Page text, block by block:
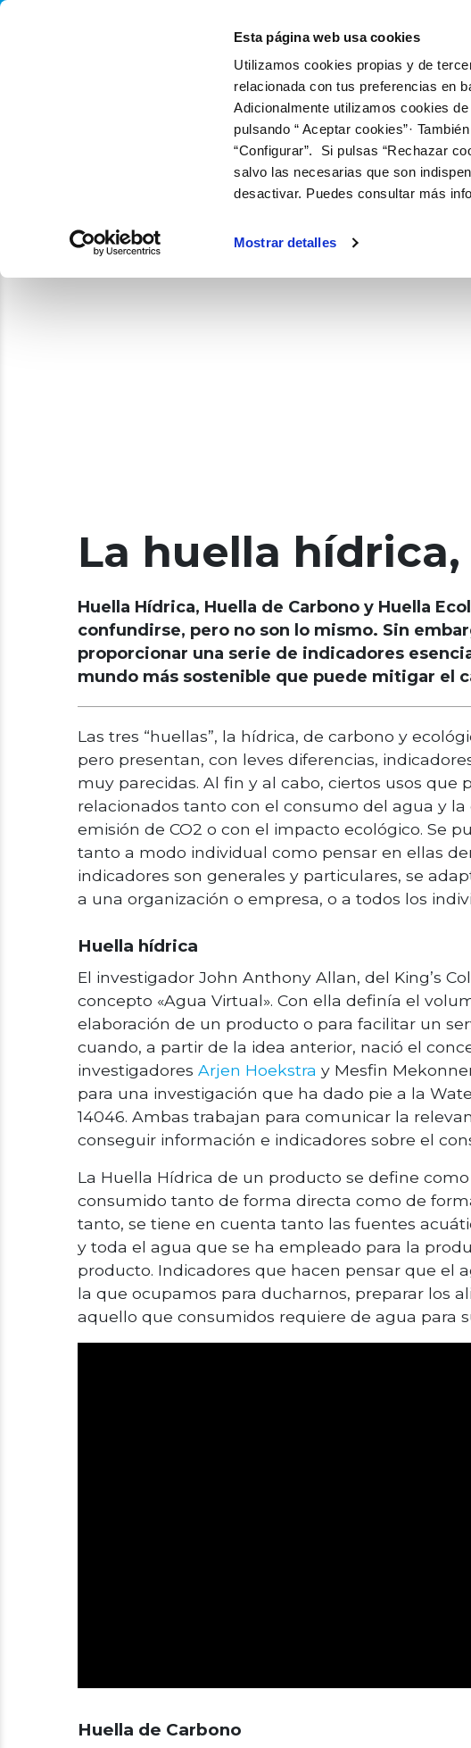
Esta página web usa cookies
Utilizamos cookies propias y de
relacionada con tus preferencias en
Adicionalmente utilizamos cookies
pulsando “ Aceptar cookies”·
“Configurar”. Si pulsas “Rechazar
salvo las necesarias que son
desactivar. Puedes consultar más
Mostrar detalles
QUIÉNES SOMOS QUÉ
La huella
Huella Hídrica, Huella de Carbono y Huella
confundirse, pero no son lo mismo. Sin
proporcionar una serie de indicadores
mundo más sostenible que puede mitigar el
Las tres “huellas”, la hídrica, de carbono y
pero presentan, con leves diferencias,
muy parecidas. Al fin y al cabo, ciertos usos que
relacionados tanto con el consumo del agua y
emisión de CO2 o con el impacto ecológico. Se
tanto a modo individual como pensar en ellas
indicadores son generales y particulares, se
a una organización o empresa, o a todos los
Huella hídrica
El investigador John Anthony Allan, del King’s
concepto «Agua Virtual». Con ella definía el
elaboración de un producto o para facilitar un
cuando, a partir de la idea anterior, nació el
investigadores Arjen Hoekstra y Mesfin
para una investigación que ha dado pie a la
14046. Ambas trabajan para comunicar la
conseguir información e indicadores sobre el
La Huella Hídrica de un producto se define
consumido tanto de forma directa como de
tanto, se tiene en cuenta tanto las fuentes
y toda el agua que se ha empleado para la
producto. Indicadores que hacen pensar que el
la que ocupamos para ducharnos, preparar los
aquello que consumidos requiere de agua para
Huella de Carbono